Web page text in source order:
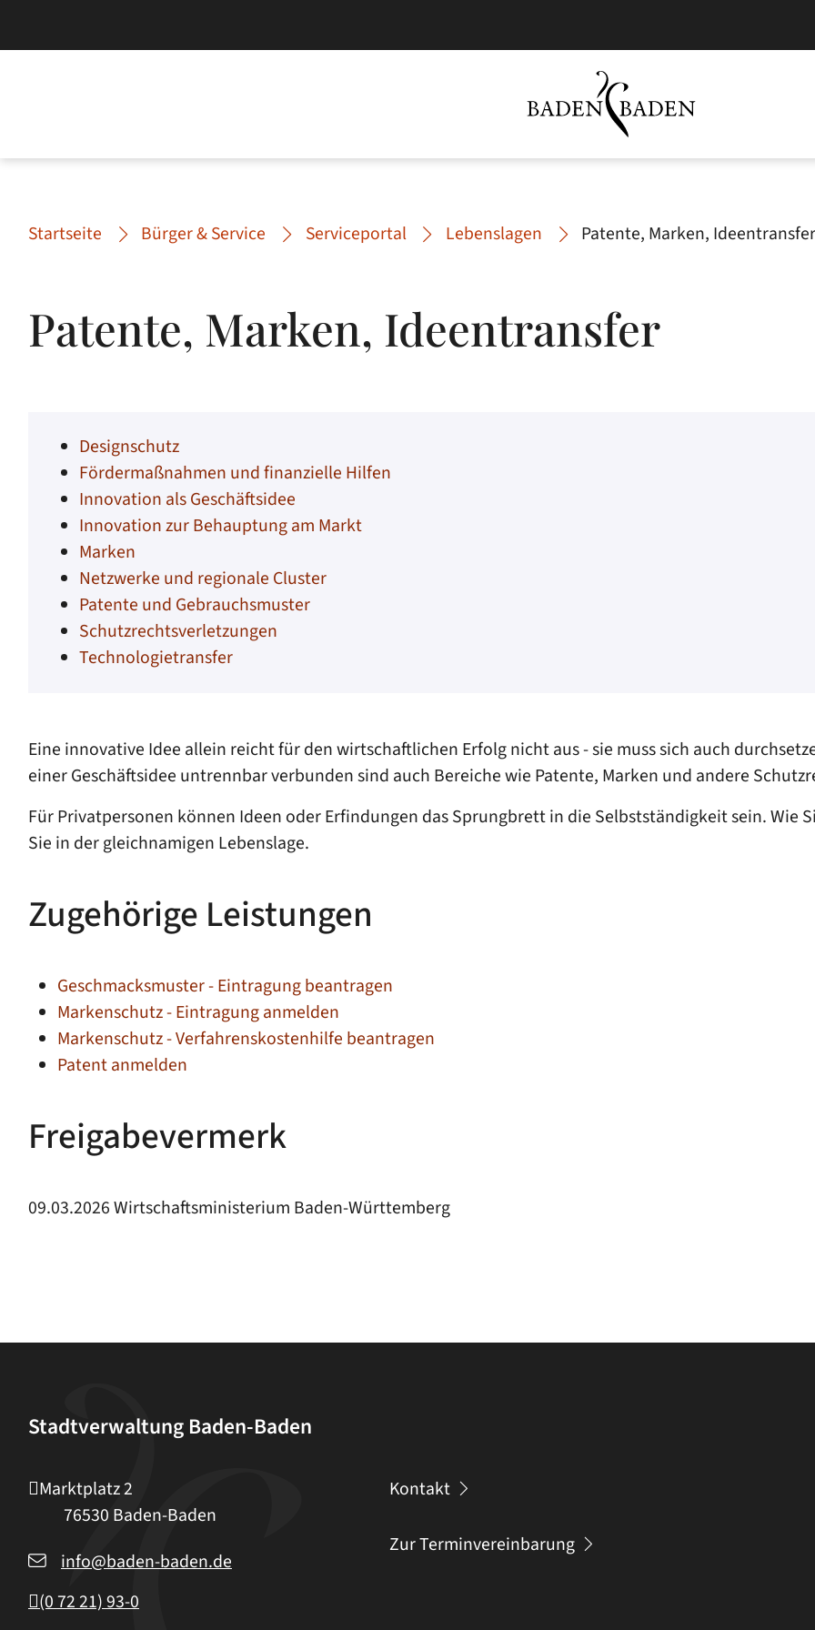
Startseite Bürger & Service Serviceportal Lebenslagen Patente, Marken, Ideentransfer
Patente, Marken, Ideentransfer
Designschutz
Fördermaßnahmen und finanzielle Hilfen
Innovation als Geschäftsidee
Innovation zur Behauptung am Markt
Marken
Netzwerke und regionale Cluster
Patente und Gebrauchsmuster
Schutzrechtsverletzungen
Technologietransfer
Eine innovative Idee allein reicht für den wirtschaftlichen Erfolg nicht aus - sie muss sich auch
einer Geschäftsidee untrennbar verbunden sind auch Bereiche wie Patente, Marken und andere
Für Privatpersonen können Ideen oder Erfindungen das Sprungbrett in die Selbstständigkeit sein. Wie
Sie in der gleichnamigen Lebenslage.
Zugehörige Leistungen
Geschmacksmuster - Eintragung beantragen
Markenschutz - Eintragung anmelden
Markenschutz - Verfahrenskostenhilfe beantragen
Patent anmelden
Freigabevermerk
09.03.2026 Wirtschaftsministerium Baden-Württemberg
Stadtverwaltung Baden-Baden
Marktplatz 2
76530 Baden-Baden
info@baden-baden.de
(07221) 93-0
Kontakt
Zur Terminvereinbarung